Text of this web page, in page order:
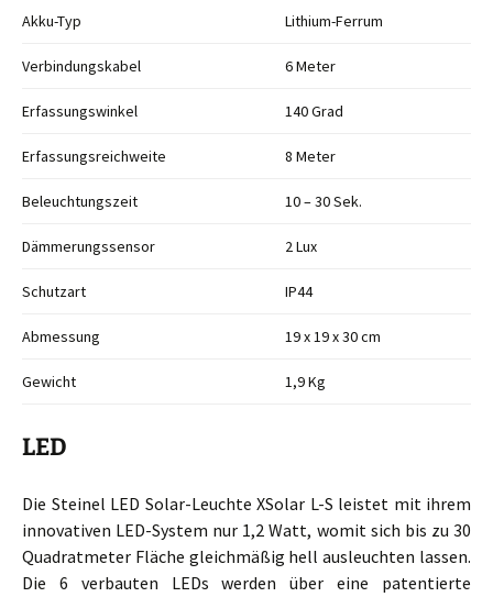
Akku-Typ Lithium-Ferrum
Verbindungskabel 6 Meter
Erfassungswinkel 140 Grad
Erfassungsreichweite 8 Meter
Beleuchtungszeit 10 – 30 Sek.
Dämmerungssensor 2 Lux
Schutzart IP44
Abmessung 19 x 19 x 30 cm
Gewicht 1,9 Kg
LED
Die Steinel LED Solar-Leuchte XSolar L-S leistet mit ihrem
innovativen LED-System nur 1,2 Watt, womit sich bis zu 30
Quadratmeter Fläche gleichmäßig hell ausleuchten lassen.
Die 6 verbauten LEDs werden über eine patentierte